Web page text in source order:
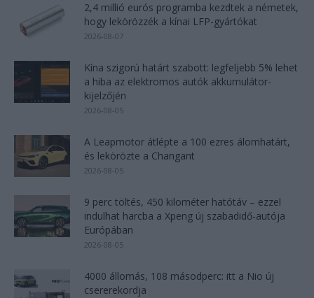
2,4 millió eurós programba kezdtek a németek,
hogy lekörözzék a kínai LFP-gyártókat
2026-08-07
Kína szigorú határt szabott: legfeljebb 5% lehet
a hiba az elektromos autók akkumulátor-
kijelzőjén
2026-08-05
A Leapmotor átlépte a 100 ezres álomhatárt,
és lekörözte a Changant
2026-08-05
9 perc töltés, 450 kilométer hatótáv – ezzel
indulhat harcba a Xpeng új szabadidő-autója
Európában
2026-08-05
4000 állomás, 108 másodperc: itt a Nio új
csererekordja